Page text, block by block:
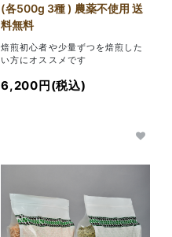
(各500g 3種 ) 農薬不使用 送
料無料
焙煎初心者や少量ずつを焙煎した
い方にオススメです
6,200円(税込)